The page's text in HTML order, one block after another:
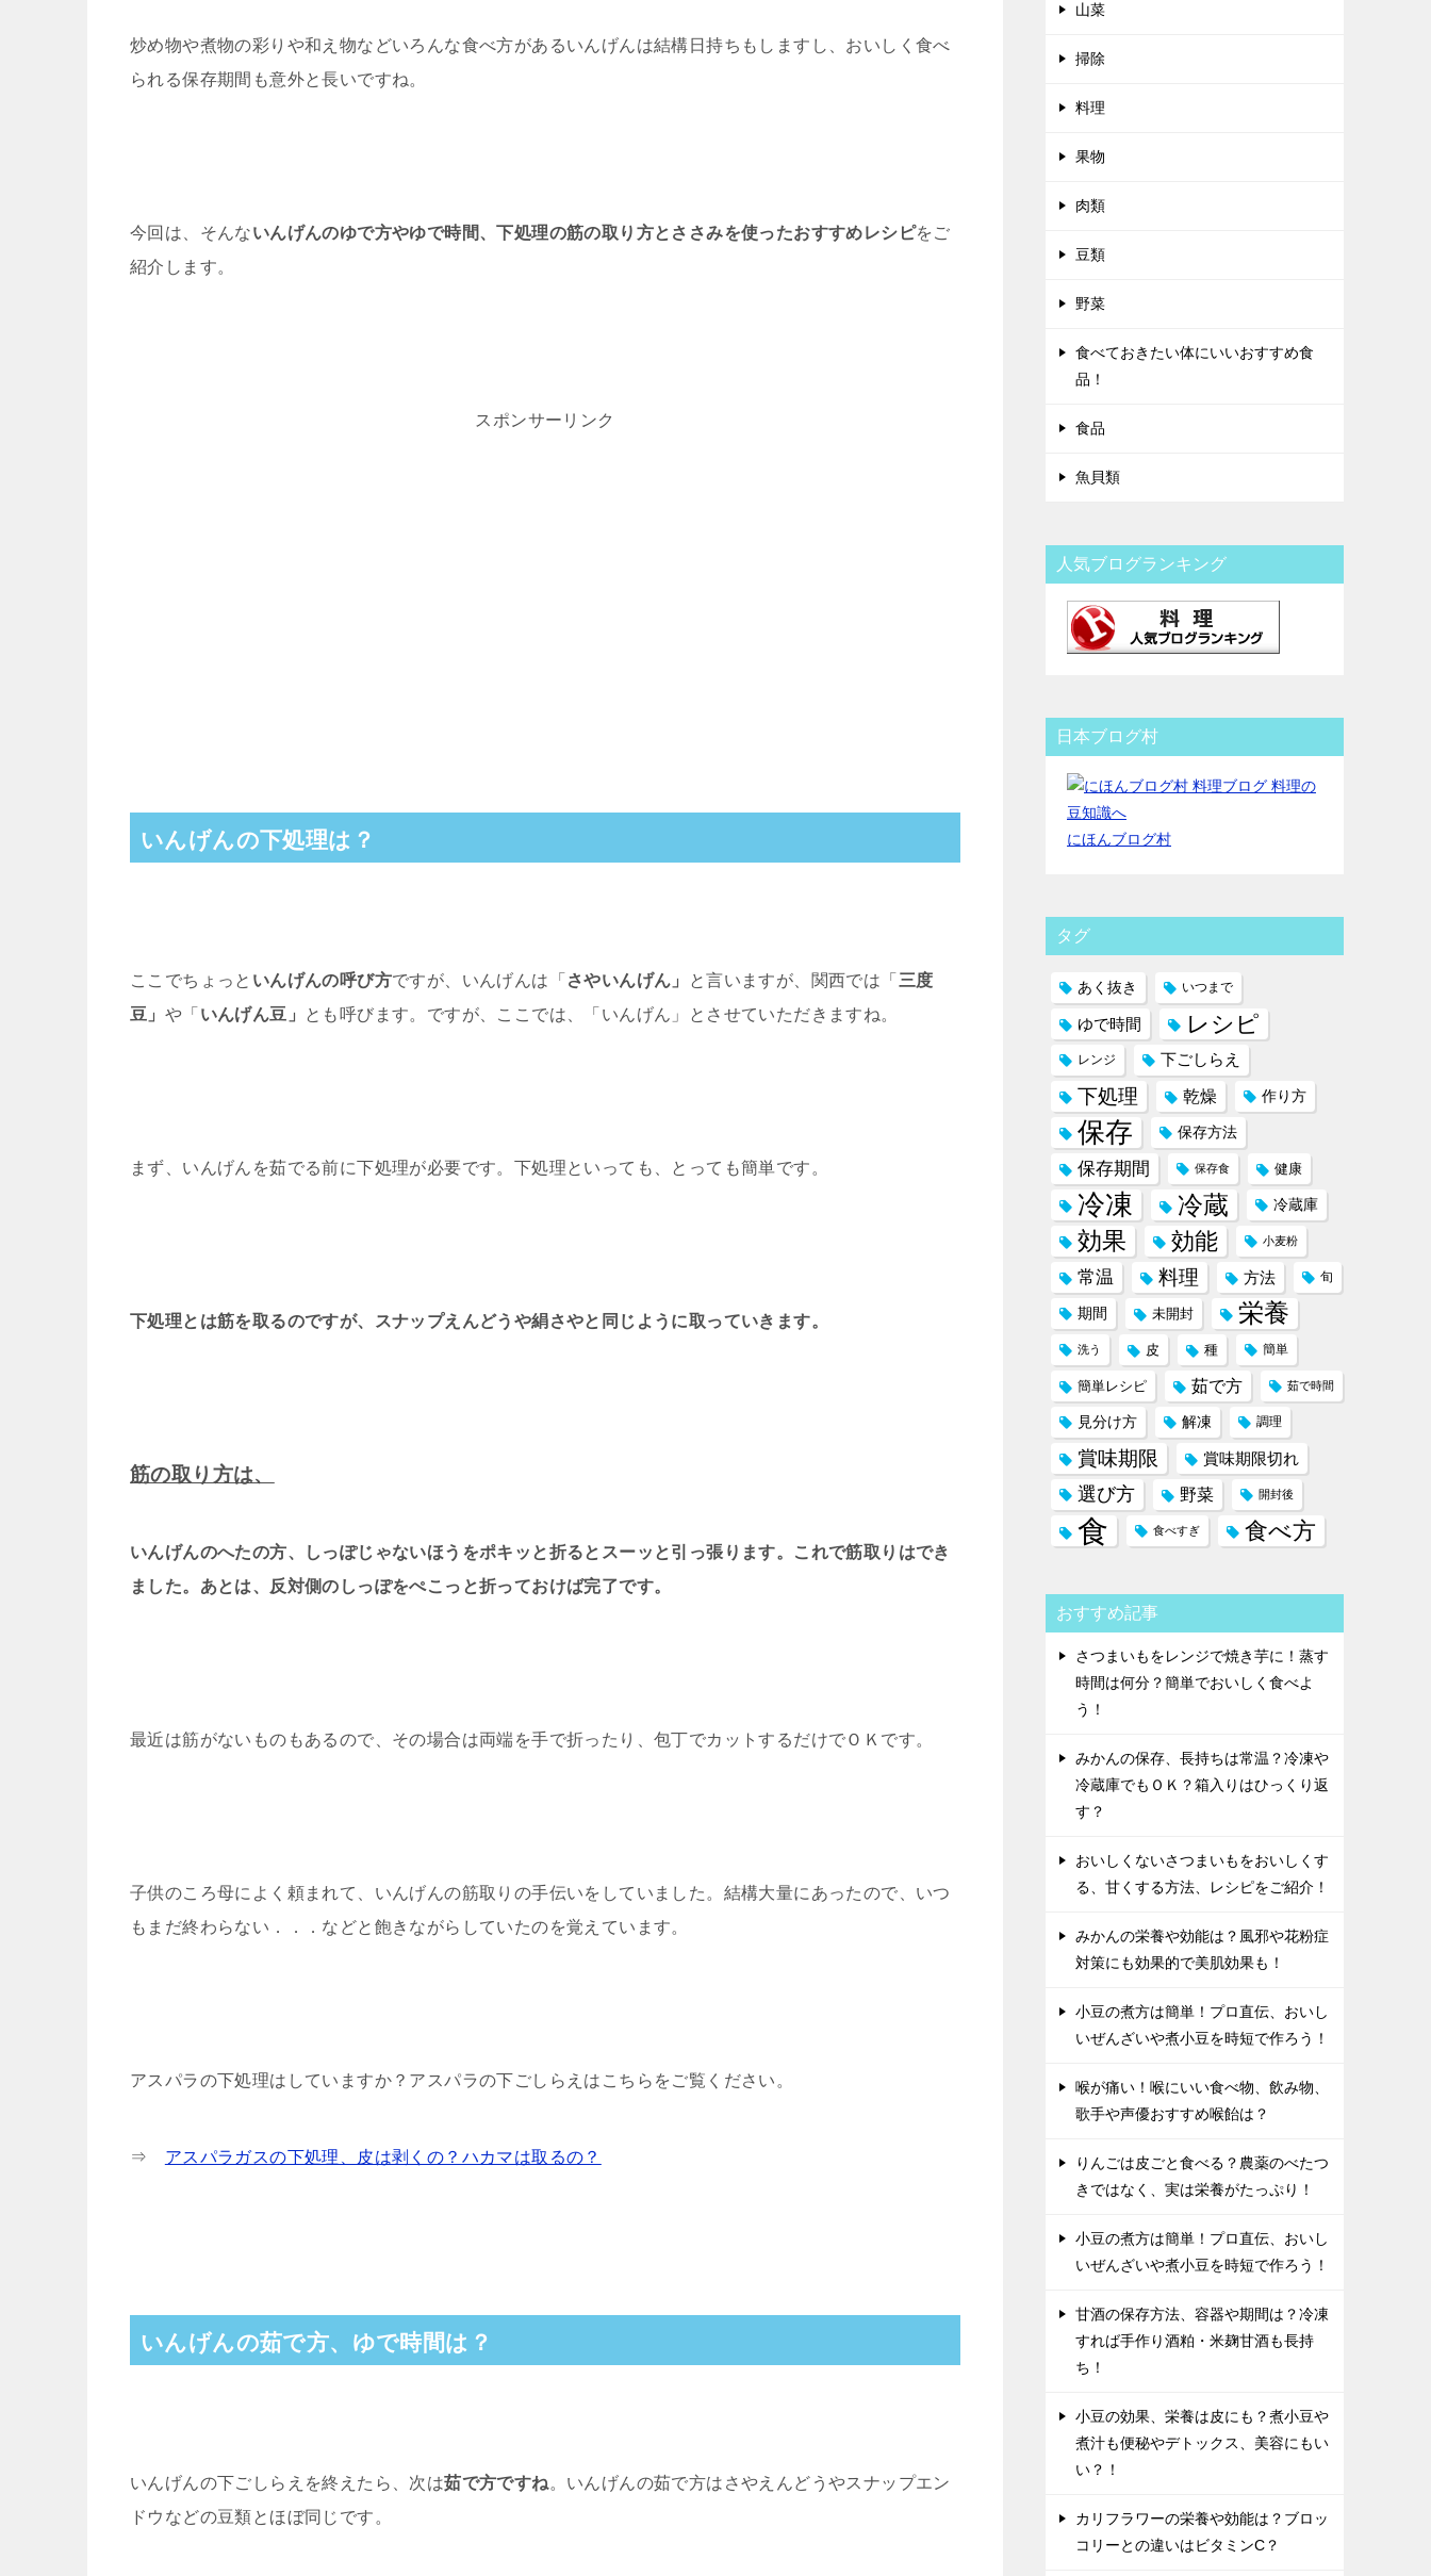
炒め物や煮物の彩りや和え物などいろんな食べ方があるいんげんは結構日持ちもしますし、おいしく食べ
られる保存期間も意外と長いですね。
今回は、そんないんげんのゆで方やゆで時間、下処理の筋の取り方とささみを使ったおすすめレシピをご
紹介します。
スポンサーリンク
いんげんの下処理は？
ここでちょっと いんげんの呼び方ですが、いんげんは「 さやいんげん」 と言いますが、関西では「 三度
豆」 や「 いんげん豆」 とも呼びます。ですが、ここでは、「いんげん」とさせていただきますね。
まず、いんげんを茹でる前に下処理が必要です。 下処理といっても、 とっても簡単です。
下処理とは筋を取るのですが、スナップえんどうや絹さやと同じように取っていきます。
筋の取り方は、
いんげんのへたの方、しっぽじゃないほうをポキッと折るとスーッと引っ張ります。これで筋取りはでき
ました。あとは、反対側のしっぽをぺこっと折っておけば完了です。
最近は筋がないものもあるので、その場合は両端を手で折ったり、包丁でカットするだけでＯＫです。
子供のころ母によく頼まれて、いんげんの筋取りの手伝いをしていました。結構大量にあったので、いつ
もまだ終わらない．．．などと飽きながらしていたのを覚えています。
アスパラの下処理はしていますか？アスパラの下ごしらえはこちらをご覧ください。
⇒ アスパラガスの下処理、皮は剥くの？ハカマは取るの？
いんげんの茹で方、ゆで時間は？
いんげんの下ごしらえを終えたら、次は茹で方ですね。いんげんの茹で方はさやえんどうやスナップエン
ドウなどの豆類とほぼ同じです。
山菜
掃除
料理
果物
肉類
豆類
野菜
食べておきたい体にいいおすすめ食
品！
食品
魚貝類
人気ブログランキング
日本ブログ村
にほんブログ村
タグ
あく抜き いつまで
ゆで時間 レシピ
レンジ 下ごしらえ
下処理 乾燥 作り方
保存 保存方法
保存期間 保存食 健康
冷凍 冷蔵 冷蔵庫
効果 効能 小麦粉
常温 料理 方法 旬
期間 未開封 栄養
洗う 皮 種 簡単
簡単レシピ 茹で方 茹で時間
見分け方 解凍 調理
賞味期限 賞味期限切れ
選び方 野菜 開封後
食 食べすぎ 食べ方
おすすめ記事
さつまいもをレンジで焼き芋に！蒸す
時間は何分？簡単でおいしく食べよ
う！
みかんの保存、長持ちは常温？冷凍や
冷蔵庫でもＯＫ？箱入りはひっくり返
す？
おいしくないさつまいもをおいしくす
る、甘くする方法、レシピをご紹介！
みかんの栄養や効能は？風邪や花粉症
対策にも効果的で美肌効果も！
小豆の煮方は簡単！プロ直伝、おいし
いぜんざいや煮小豆を時短で作ろう！
喉が痛い！喉にいい食べ物、飲み物、
歌手や声優おすすめ喉飴は？
りんごは皮ごと食べる？農薬のべたつ
きではなく、実は栄養がたっぷり！
小豆の煮方は簡単！プロ直伝、おいし
いぜんざいや煮小豆を時短で作ろう！
甘酒の保存方法、容器や期間は？冷凍
すれば手作り酒粕・米麹甘酒も長持
ち！
小豆の効果、栄養は皮にも？煮小豆や
煮汁も便秘やデトックス、美容にもい
い？！
カリフラワーの栄養や効能は？ブロッ
コリーとの違いはビタミンC？